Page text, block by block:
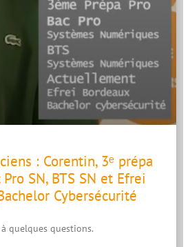
: Corentin, 3ᵉ prépa
SN, BTS SN et Efrei
Cybersécurité
quelques questions.